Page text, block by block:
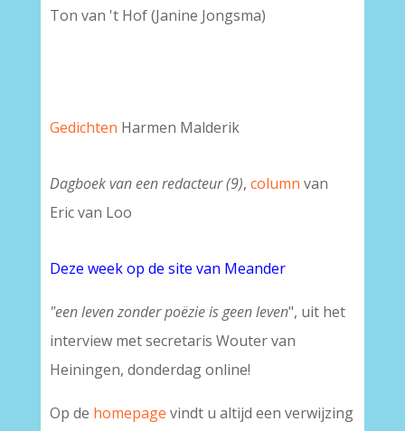
Ton van 't Hof(Janine Jongsma)
Gedichten Harmen Malderik
Dagboek van een redacteur (9), column van
Eric van Loo
Deze week op de site van Meander
"een leven zonder poëzie is geen leven", uit het
interview met secretaris Wouter van
Heiningen, donderdag online!
Op de homepage vindt u altijd een verwijzing